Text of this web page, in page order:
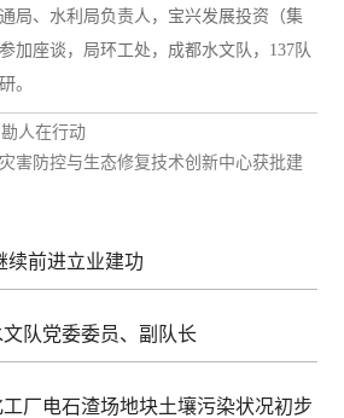
、水利局负责人，宝兴发展投资（集
加座谈，局环工处，成都水文队，137队
。
勘人在行动
害防控与生态修复技术创新中心获批建
续前进立业建功
队党委委员、副队长
厂电石渣场地块土壤污染状况初步